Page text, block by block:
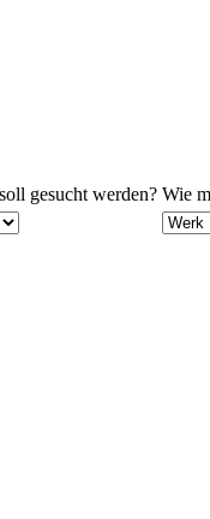
gesucht werden? Wie